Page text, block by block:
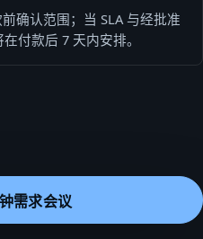
确认范围；当 SLA 与经批准
付款后 7 天内安排。
需求会议